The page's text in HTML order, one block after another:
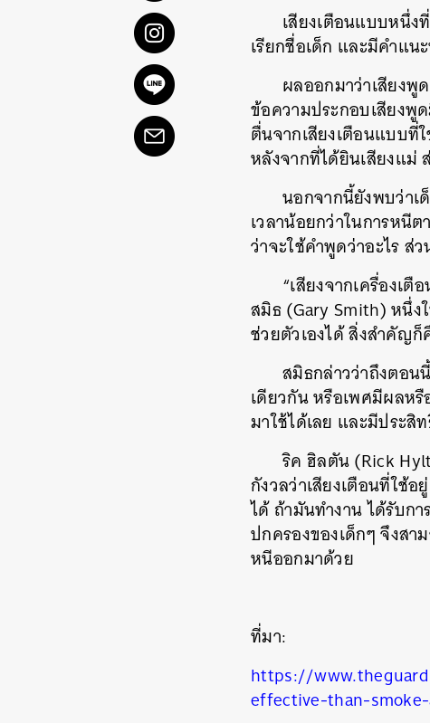
เสียงเตือนแบบหนึ่ง
เรียกชื่อเด็ก และมีคำแ
ผลออกมาว่าเสียงพู
ข้อความประกอบเสียงพู
ตื่นจากเสียงเตือนแบบที่
หลังจากที่ได้ยินเสียงแม่
นอกจากนี้ยังพบว่าเ
เวลาน้อยกว่าในการหนี
ว่าจะใช้คำพูดว่าอะไร ส่
“เสียงจากเครื่องเ
สมิธ (Gary Smith) หนึ่ง
ช่วยตัวเองได้ สิ่งสำคัญ
สมิธกล่าวว่าถึงตอน
เดียวกัน หรือเพศมีผลห
มาใช้ได้เลย และมีประสิ
ริค ฮิลตัน (Rick
กังวลว่าเสียงเตือนที่ใช้
ได้ ถ้ามันทำงาน ได้รับ
ปกครองของเด็กๆ จึงส
หนีออกมาด้วย
ที่มา:
https://
effective-than-